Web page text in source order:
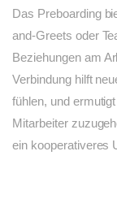
Das Preboarding
and-Greets oder
Beziehungen am
Verbindung hilft
fühlen, und
Mitarbeiter
ein kooperativeres